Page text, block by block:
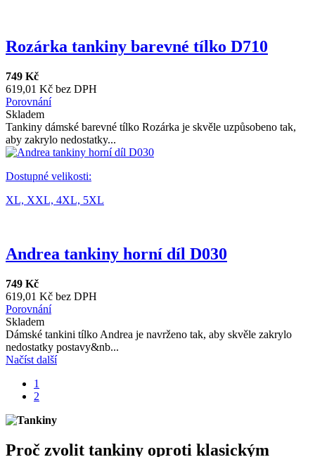
Rozárka tankiny barevné tílko D710
749 Kč
619,01 Kč bez DPH
Porovnání
Skladem
Tankiny dámské barevné tílko Rozárka je skvěle uzpůsobeno tak,
aby zakrylo nedostatky...
Dostupné velikosti:
XL, XXL, 4XL, 5XL
Andrea tankiny horní díl D030
749 Kč
619,01 Kč bez DPH
Porovnání
Skladem
Dámské tankini tílko Andrea je navrženo tak, aby skvěle zakrylo
nedostatky postavy&nb...
Načíst další
1
2
Proč zvolit tankiny oproti klasickým